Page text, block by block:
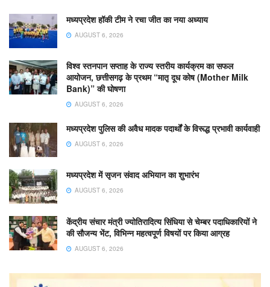
मध्यप्रदेश हॉकी टीम ने रचा जीत का नया अध्याय
AUGUST 6, 2026
विश्व स्तनपान सप्ताह के राज्य स्तरीय कार्यक्रम का सफल
आयोजन, छत्तीसगढ़ के प्रथम “मातृ दूध कोष (Mother Milk
Bank)” की घोषणा
AUGUST 6, 2026
मध्यप्रदेश पुलिस की अवैध मादक पदार्थों के विरूद्ध प्रभावी कार्यवाही
AUGUST 6, 2026
मध्यप्रदेश में सृजन संवाद अभियान का शुभारंभ
AUGUST 6, 2026
केंद्रीय संचार मंत्री ज्योतिरादित्य सिंधिया से चेम्बर पदाधिकारियों ने
की सौजन्य भेंट, विभिन्न महत्वपूर्ण विषयों पर किया आग्रह
AUGUST 6, 2026